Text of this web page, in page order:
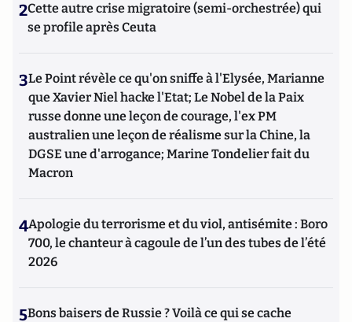
2Cette autre crise migratoire (semi-orchestrée) qui
se profile après Ceuta
3Le Point révèle ce qu'on sniffe à l'Elysée, Marianne
que Xavier Niel hacke l'Etat; Le Nobel de la Paix
russe donne une leçon de courage, l'ex PM
australien une leçon de réalisme sur la Chine, la
DGSE une d'arrogance; Marine Tondelier fait du
Macron
4Apologie du terrorisme et du viol, antisémite : Boro
700, le chanteur à cagoule de l’un des tubes de l’été
2026
5Bons baisers de Russie ? Voilà ce qui se cache